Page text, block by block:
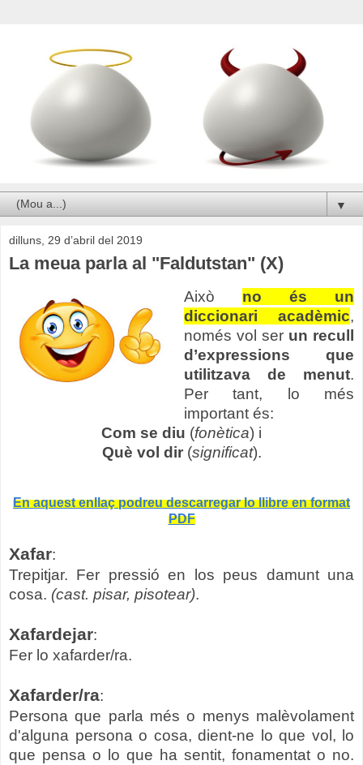
▼
dilluns, 29 d’abril del 2019
La meua parla al "Faldutstan" (X)
Això no és un
diccionari acadèmic,
només vol ser un recull
d’expressions que
utilitzava de menut.
Per tant, lo més
important és:
Com se diu (fonètica) i
Què vol dir(significat).
En aquest enllaç podreu descarregar lo llibre en format
PDF
Xafar:
Trepitjar. Fer pressió en los peus damunt una
cosa. (cast. pisar, pisotear).
Xafardejar:
Fer lo xafarder/ra.
Xafarder/ra:
Persona que parla més o menys malèvolament
d'alguna persona o cosa, dient-ne lo que vol, lo
que pensa o lo que ha sentit, fonamentat o no.